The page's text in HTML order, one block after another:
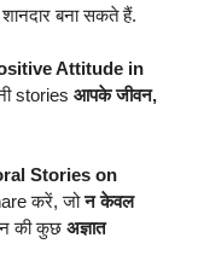
बना सकते हैं.
Attitude in
stories आपके जीवन,
Stories on
करें, जोन केवल
की कुछ अज्ञात